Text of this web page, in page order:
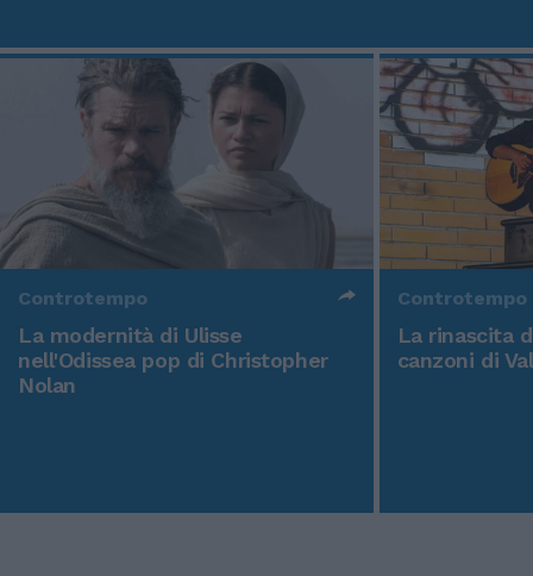
Controtempo
La modernità di Ulisse
nell'Odissea pop di Christopher
Nolan
Controtempo
La rinascita
canzoni di